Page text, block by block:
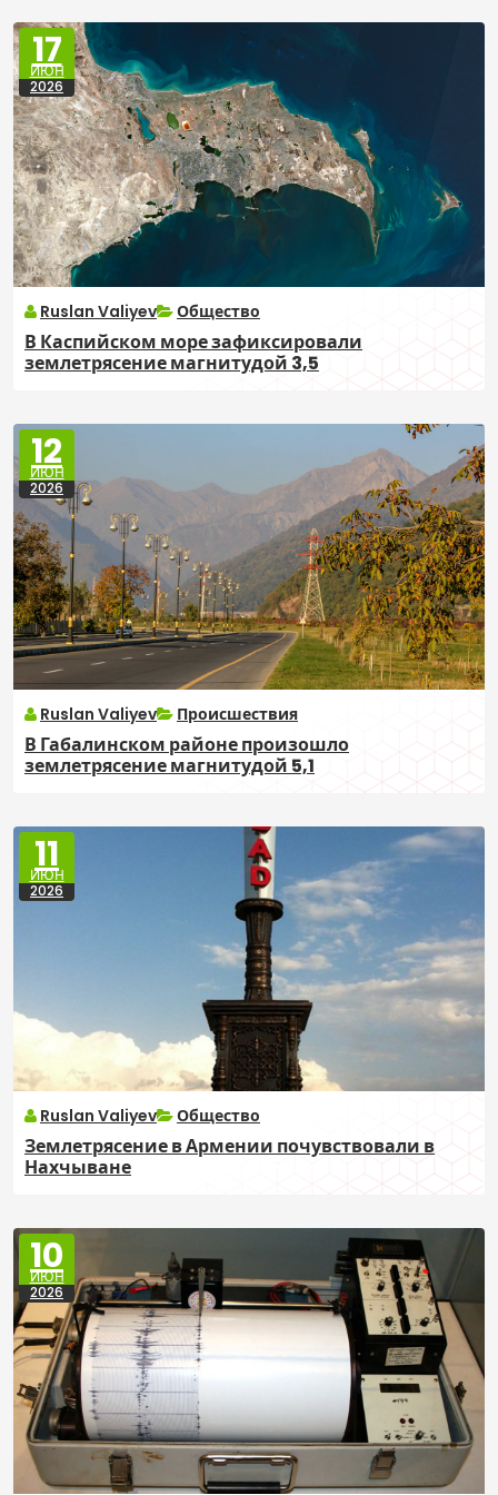
17
ИЮН
2026
Ruslan Valiyev Общество
В Каспийском море зафиксировали
землетрясение магнитудой 3,5
12
ИЮН
2026
Ruslan Valiyev Происшествия
В Габалинском районе произошло
землетрясение магнитудой 5,1
11
ИЮН
2026
Ruslan Valiyev Общество
Землетрясение в Армении почувствовали в
Нахчыване
10
ИЮН
2026